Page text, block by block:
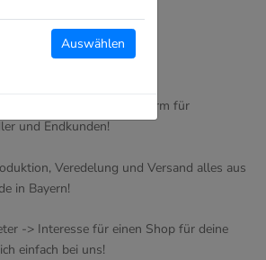
Auswählen
massgeschneiderte Plattform für
und Endkunden!
Veredelung und Versand alles aus
in Bayern!
-> Interesse für einen Shop für deine
einfach bei uns!